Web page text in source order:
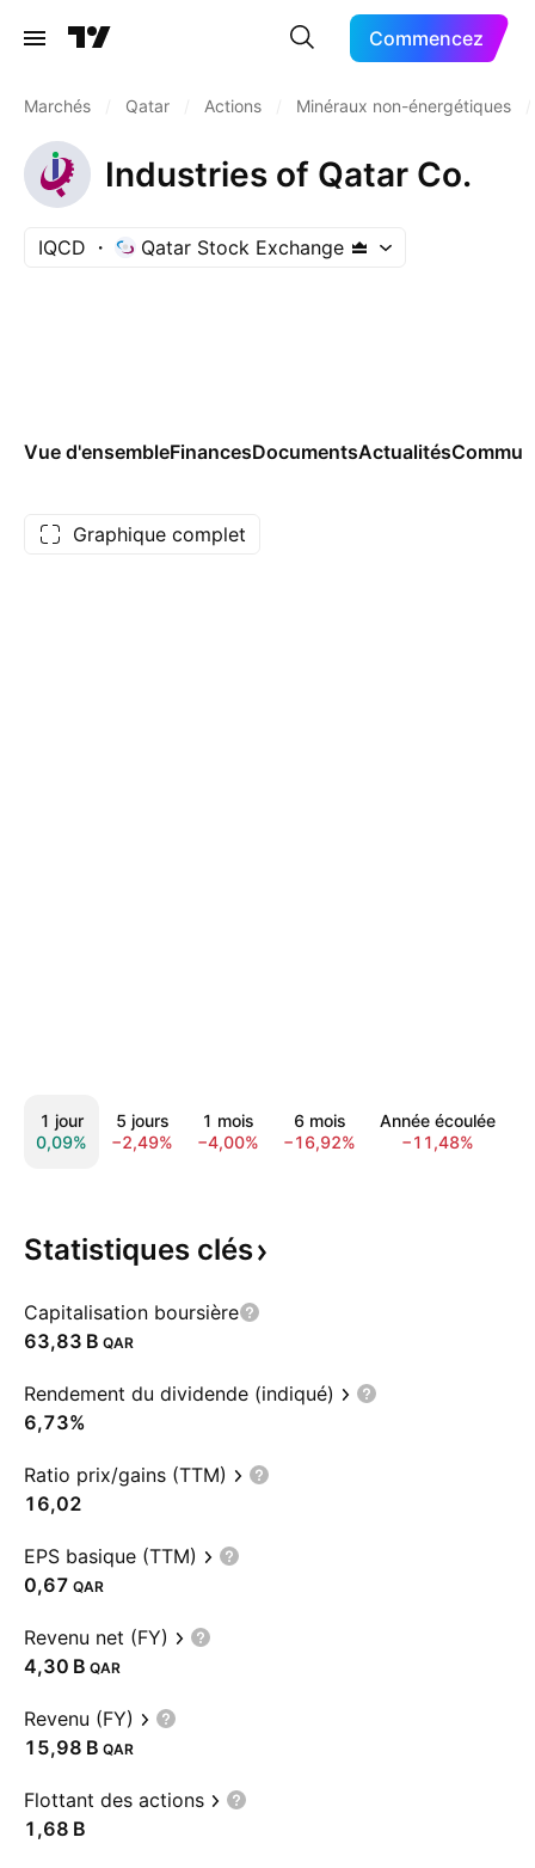
Commencez
Marchés Qatar Actions Minéraux non-énergétiques
Industries of Qatar Co.
IQCD Qatar Stock Exchange
Vue d'ensembleFinancesDocumentsActualités
Graphique complet
1 jour
0,09%
5 jours
−2,49%
1 mois
−4,00%
6 mois
−16,92%
Année écoulée
−11,48%
Statistiques clés
Capitalisation boursière
‪63,83 B‬ QAR
Rendement du dividende (indiqué)
6,73%
Ratio prix/gains (TTM)
16,02
EPS basique (TTM)
0,67 QAR
Revenu net (FY)
‪4,30 B‬ QAR
Revenu (FY)
‪15,98 B‬ QAR
Flottant des actions
‪1,68 B‬